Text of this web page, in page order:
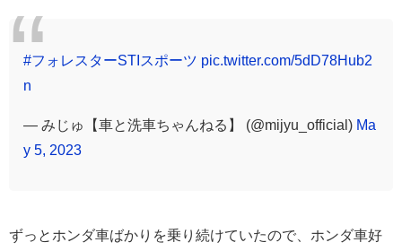
#フォレスターSTIスポーツ pic.twitter.com/5dD78Hub2
n
— みじゅ【車と洗車ちゃんねる】 (@mijyu_official) Ma
y 5, 2023
ずっとホンダ車ばかりを乗り続けていたので、ホンダ車好